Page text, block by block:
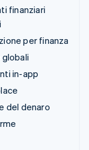
finanziari
per finanza
in-app
del denaro